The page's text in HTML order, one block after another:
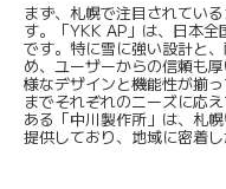
まず、札幌で注目されてい
す。「YKK AP」は、日本
です。特に雪に強い設計と
め、ユーザーからの信頼も
様なデザインと機能性が揃
までそれぞれのニーズに応
ある「中川製作所」は、札
提供しており、地域に密着し